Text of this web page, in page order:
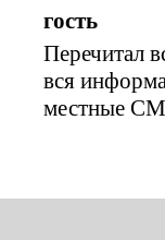
гость
Перечитал
вся
местные